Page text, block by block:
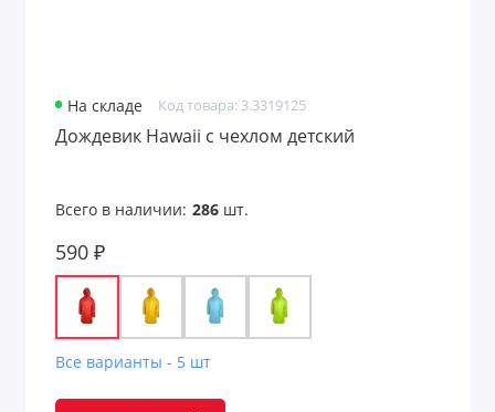
На складе Код товара: 3.3319125
Дождевик Hawaii c чехлом детский
Всего в наличии: 286шт.
590 ₽
Все варианты - 5 шт